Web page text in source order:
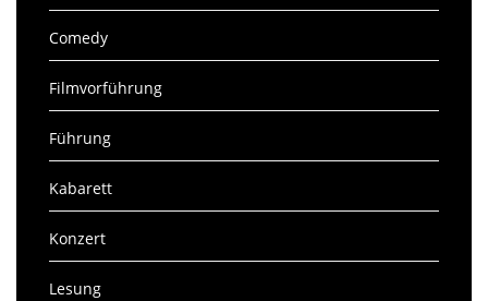
Comedy
Filmvorführung
Führung
Kabarett
Konzert
Lesung